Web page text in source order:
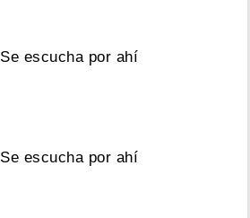
Se escucha por ahí
Se escucha por ahí